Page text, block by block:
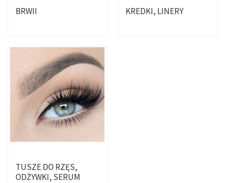
BRWII KREDKI, LINERY
TUSZE DO RZĘS,
ODŻYWKI, SERUM